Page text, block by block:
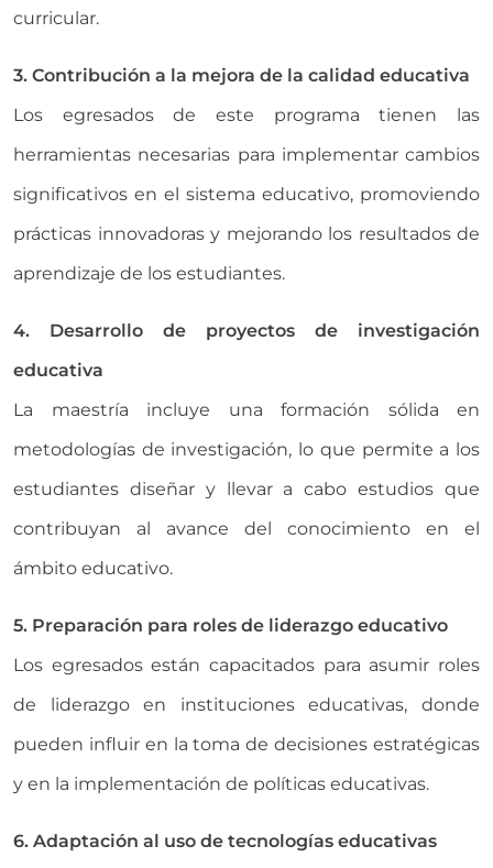
curricular.
3. Contribución a la mejora de la calidad educativa
Los egresados de este programa tienen las
herramientas necesarias para implementar cambios
significativos en el sistema educativo, promoviendo
prácticas innovadoras y mejorando los resultados de
aprendizaje de los estudiantes.
4. Desarrollo de proyectos de investigación
educativa
La maestría incluye una formación sólida en
metodologías de investigación, lo que permite a los
estudiantes diseñar y llevar a cabo estudios que
contribuyan al avance del conocimiento en el
ámbito educativo.
5. Preparación para roles de liderazgo educativo
Los egresados están capacitados para asumir roles
de liderazgo en instituciones educativas, donde
pueden influir en la toma de decisiones estratégicas
y en la implementación de políticas educativas.
6. Adaptación al uso de tecnologías educativas